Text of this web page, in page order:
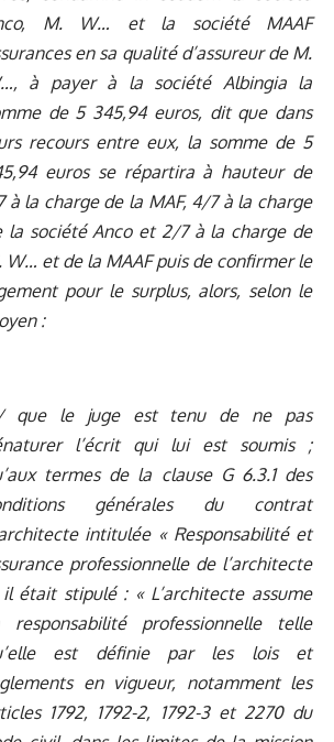
M. W… et la société MAAF
en sa qualité d’assureur de M.
à payer à la société Albingia la
de 5 345,94 euros, dit que dans
recours entre eux, la somme de 5
euros se répartira à hauteur de
à la charge de la MAF, 4/7 à la charge
la société Anco et 2/7 à la charge de
W… et de la MAAF puis de confirmer le
pour le surplus, alors, selon le
:
que le juge est tenu de ne pas
l’écrit qui lui est soumis ;
termes de la clause G 6.3.1 des
générales du contrat
intitulée « Responsabilité et
professionnelle de l’architecte
il était stipulé : « L’architecte assume
responsabilité professionnelle telle
est définie par les lois et
en vigueur, notamment les
1792, 1792-2, 1792-3 et 2270 du